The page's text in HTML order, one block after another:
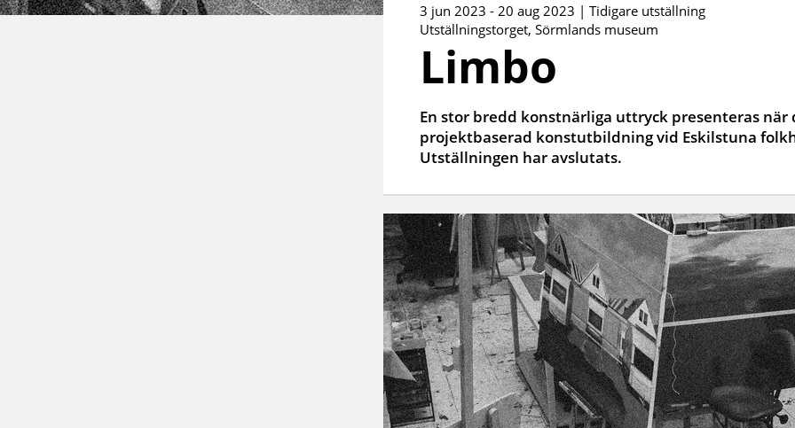
3 jun 2023 - 20 aug 2023 | Tidigare utställning
Utställningstorget, Sörmlands museum
Limbo
En stor bredd konstnärliga uttryck presenteras när
projektbaserad konstutbildning vid Eskilstuna
Utställningen har avslutats.